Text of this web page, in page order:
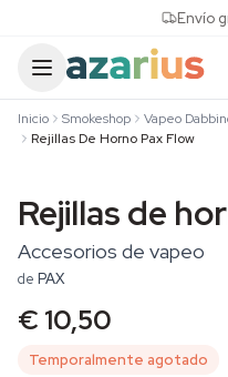
Envío
Inicio Smokeshop Vapeo
Rejillas De Horno Pax Flow
Rejillas de
Accesorios de vapeo
de PAX
€ 10,50
Temporalmente agotado